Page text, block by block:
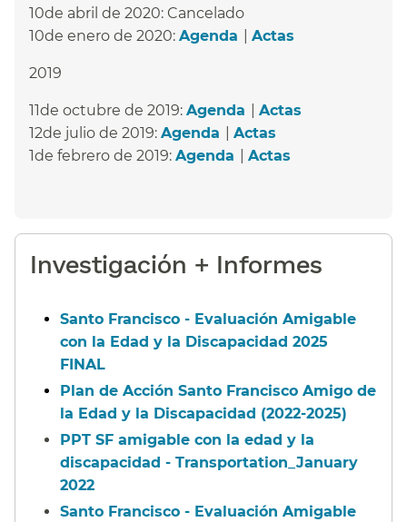
10de abril de 2020: Cancelado​​
10de enero de 2020: Agenda Actas
2019
11de octubre de 2019: Agenda Actas
12de julio de 2019: Agenda Actas
1de febrero de 2019: Agenda Actas
Investigación + Informes​​
Santo Francisco - Evaluación Amigable
con la Edad y la Discapacidad 2025
FINAL​​
Plan de Acción Santo Francisco Amigo de
la Edad y la Discapacidad (2022-2025)​​
PPT SF amigable con la edad y la
discapacidad - Transportation_January
2022​​
Santo Francisco - Evaluación Amigable